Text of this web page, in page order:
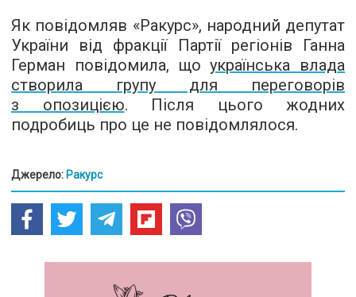
Як повідомляв «Ракурс», народний депутат
України від фракції Партії регіонів Ганна
Герман повідомила, щоукраїнська влада
створила групу для переговорів
з опозицією. Після цього жодних
подробиць про це не повідомлялося.
Джерело: Ракурс